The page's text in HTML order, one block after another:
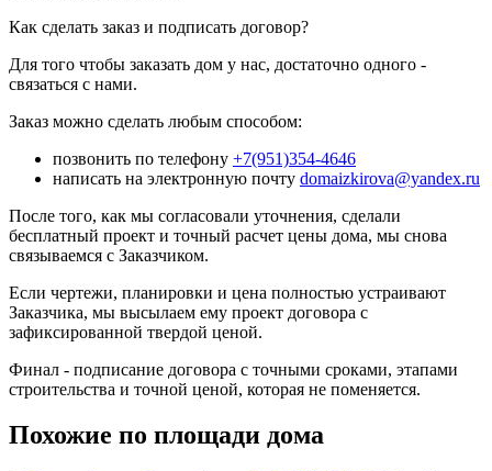
Как сделать заказ и подписать договор?
Для того чтобы заказать дом у нас, достаточно одного -
связаться с нами.
Заказ можно сделать любым способом:
позвонить по телефону +7(951)354-4646
написать на электронную почту domaizkirova@yandex.ru
После того, как мы согласовали уточнения, сделали
бесплатный проект и точный расчет цены дома, мы снова
связываемся с Заказчиком.
Если чертежи, планировки и цена полностью устраивают
Заказчика, мы высылаем ему проект договора с
зафиксированной твердой ценой.
Финал - подписание договора с точными сроками, этапами
строительства и точной ценой, которая не поменяется.
Похожие по площади дома